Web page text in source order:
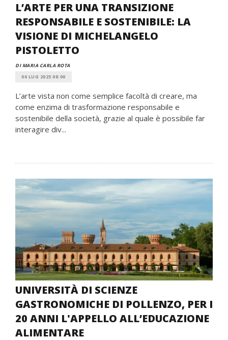
L’ARTE PER UNA TRANSIZIONE
RESPONSABILE E SOSTENIBILE: LA
VISIONE DI MICHELANGELO
PISTOLETTO
DI MARIA CARLA ROTA
06 LUG 2025 08:00
L’arte vista non come semplice facoltà di creare, ma
come enzima di trasformazione responsabile e
sostenibile della società, grazie al quale è possibile far
interagire div...
UNIVERSITÀ DI SCIENZE
GASTRONOMICHE DI POLLENZO, PER I
20 ANNI L'APPELLO ALL’EDUCAZIONE
ALIMENTARE